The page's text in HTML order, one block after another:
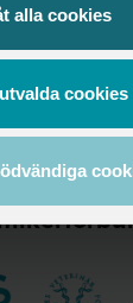
alla cookies
cookies
04-15
21